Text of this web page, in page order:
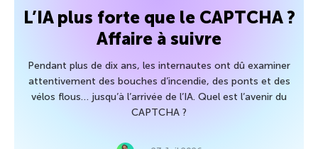
L’IA plus forte que le CAPTCHA ?
Affaire à suivre
Pendant plus de dix ans, les internautes ont dû examiner
attentivement des bouches d’incendie, des ponts et des
vélos flous… jusqu’à l’arrivée de l’IA. Quel est l’avenir du
CAPTCHA ?